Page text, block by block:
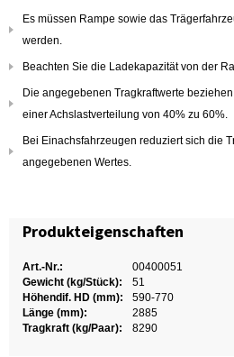
Es müssen Rampe sowie das
werden.
Beachten Sie die Ladekapazität von der
Die angegebenen Tragkraftwerte
einer Achslastverteilung von 40% zu 60%.
Bei Einachsfahrzeugen reduziert sich die
angegebenen Wertes.
Produkteigenschaften
Art.-Nr.:
00400051
Gewicht (kg/Stück):
51
Höhendif. HD (mm):
590-770
Länge (mm):
2885
Tragkraft (kg/Paar):
8290